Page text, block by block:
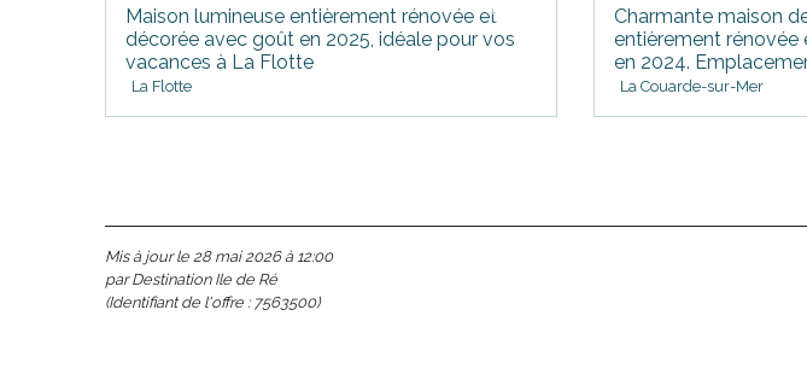
Maison lumineuse entièrement rénovée et
décorée avec goût en 2025, idéale pour vos
vacances à La Flotte
La Flotte
Charmante maison
entièrement
en 2024.
La Couarde-sur-Mer
Mis à jour le 28 mai 2026 à 12:00
par Destination Ile de Ré
(Identifiant de l'offre : 7563500)